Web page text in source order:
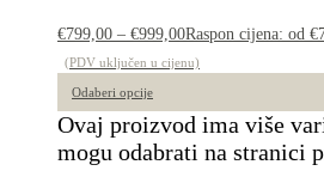
€799,00 – €999,00Raspon cijena: od
(PDV uključen u cijenu)
Odaberi opcije
Ovaj proizvod ima više
mogu odabrati na stranici